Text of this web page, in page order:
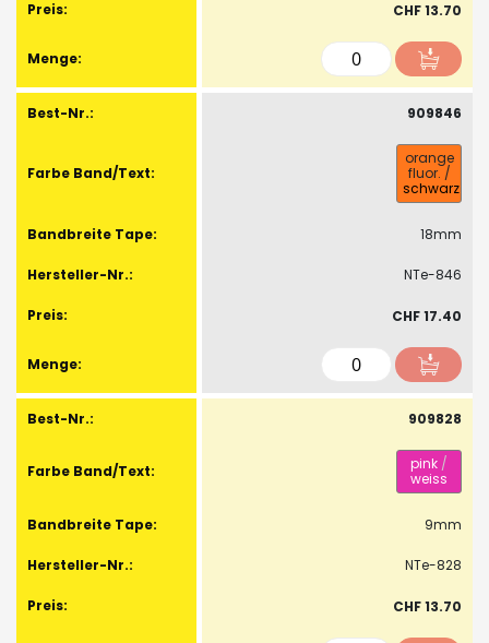
CHF 13.70
909846
orange
fluor. /
schwarz
18mm
NTe-846
CHF 17.40
909828
pink /
weiss
9mm
NTe-828
CHF 13.70